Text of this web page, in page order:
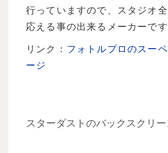
行っていますので、スタジオ
応える事の出来るメーカーです
リンク： フォトルプロのスー
ージ
スターダストのバックスクリー